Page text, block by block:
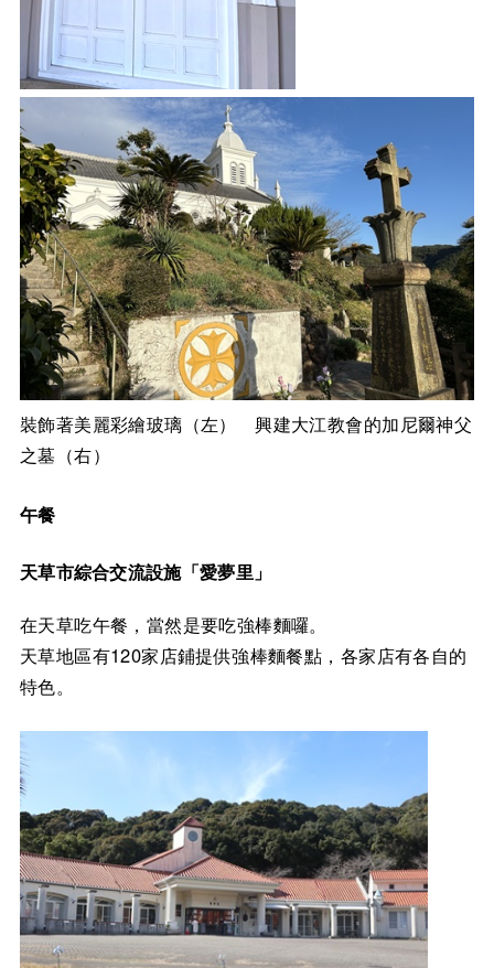
裝飾著美麗彩繪玻璃（左） 興建大江教會的加尼爾神父
之墓（右）
午餐
天草市綜合交流設施「愛夢里」
在天草吃午餐，當然是要吃強棒麵囉。
天草地區有120家店鋪提供強棒麵餐點，各家店有各自的
特色。